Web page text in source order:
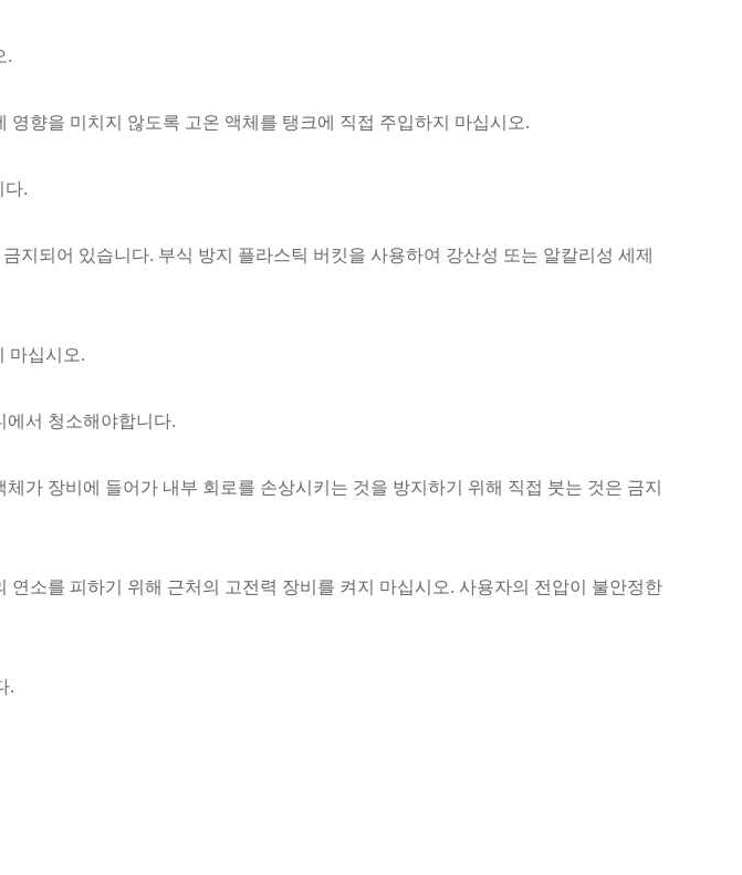
.
향을 미치지 않도록 고온 액체를 탱크에 직접 주입하지 마십시오.
다.
지되어 있습니다. 부식 방지 플라스틱 버킷을 사용하여 강산성 또는 알칼리성 세제
마십시오.
에서 청소해야합니다.
가 장비에 들어가 내부 회로를 손상시키는 것을 방지하기 위해 직접 붓는 것은 금지
소를 피하기 위해 근처의 고전력 장비를 켜지 마십시오. 사용자의 전압이 불안정한
.